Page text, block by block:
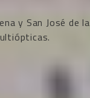
y San José de la